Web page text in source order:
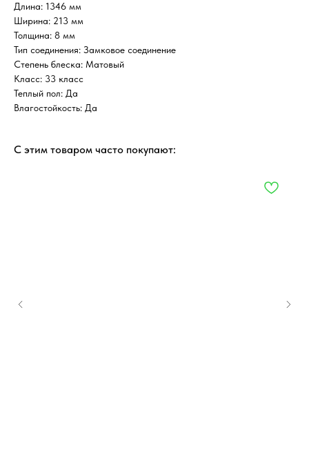
Длина: 1346 мм
Ширина: 213 мм
Толщина: 8 мм
Тип соединения: Замковое соединение
Степень блеска: Матовый
Класс: 33 класс
Теплый пол: Да
Влагостойкость: Да
С этим товаром часто покупают: